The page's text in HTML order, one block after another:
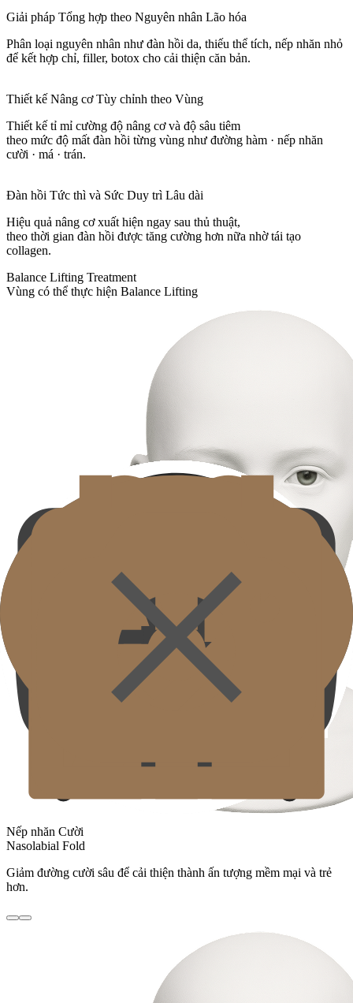
Giải pháp Tổng hợp theo Nguyên nhân Lão hóa
Phân loại nguyên nhân như đàn hồi da, thiếu thể tích, nếp nhăn nhỏ
để kết hợp chỉ, filler, botox cho cải thiện căn bản.
Thiết kế Nâng cơ Tùy chỉnh theo Vùng
Thiết kế tỉ mỉ cường độ nâng cơ và độ sâu tiêm
theo mức độ mất đàn hồi từng vùng như đường hàm · nếp nhăn
cười · má · trán.
Đàn hồi Tức thì và Sức Duy trì Lâu dài
Hiệu quả nâng cơ xuất hiện ngay sau thủ thuật,
theo thời gian đàn hồi được tăng cường hơn nữa nhờ tái tạo
collagen.
Balance Lifting Treatment
Vùng có thể thực hiện Balance Lifting
Nếp nhăn Cười
Nasolabial Fold
Giảm đường cười sâu để cải thiện thành ấn tượng mềm mại và trẻ
hơn.